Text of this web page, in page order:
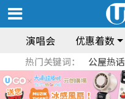
演唱会 优惠着数
热门关键词： 公屋热话